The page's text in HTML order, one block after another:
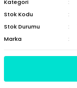
Kategori
Stok Kodu
Stok Durumu
Marka